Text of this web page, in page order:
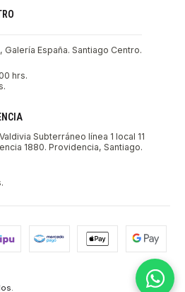
España. Santiago Centro.
hrs.
Subterráneo línea 1 local 11
1880. Providencia, Santiago.